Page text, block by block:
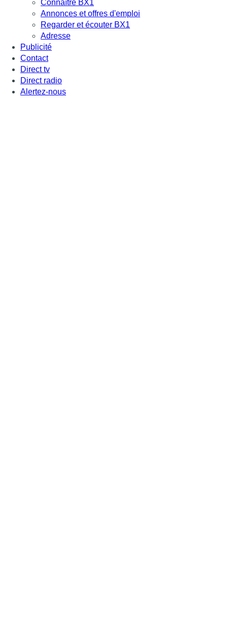
Connaître BX1
Annonces et offres d'emploi
Regarder et écouter BX1
Adresse
Publicité
Contact
Direct tv
Direct radio
Alertez-nous